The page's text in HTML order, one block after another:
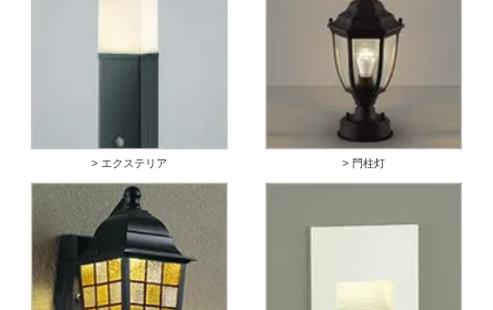
> エクステリア > 門柱灯